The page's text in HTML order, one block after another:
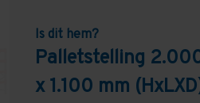
Is dit hem?
Palletstelling
x 1.100 mm